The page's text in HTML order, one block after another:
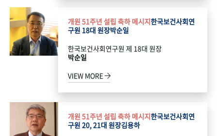
개원 51주년 설립 축하 메시지한국보건사회연
구원 18대 원장박순일
한국보건사회연구원 제 18대 원장
박순일
VIEW MORE
개원 51주년 설립 축하 메시지한국보건사회연
구원 20, 21대 원장김용하